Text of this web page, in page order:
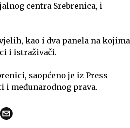
centra Srebrenica, i
kao i dva panela na kojima
i istraživači.
saopćeno je iz Press
i međunarodnog prava.